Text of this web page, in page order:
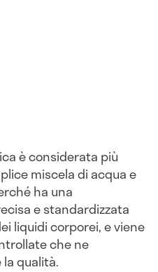
è considerata più
miscela di acqua e
ha una
e standardizzata
liquidi corporei, e viene
che ne
qualità.